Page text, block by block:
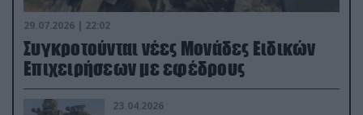
29.07.2026 | 22:02
Συγκροτούνται νέες Μονάδες Ειδικών
Επιχειρήσεων με εφέδρους
23.04.2026